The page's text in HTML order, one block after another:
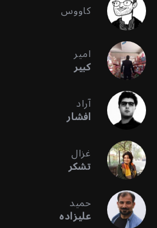
کاووس
امیر
کبیر
آراد
افشار
غزال
تشکر
حمید
علیزاده